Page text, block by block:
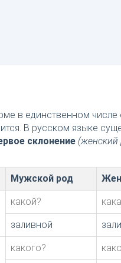
в единственном
В русском языке
склонение (женский
Мужской род
какой?
заливной
какого?